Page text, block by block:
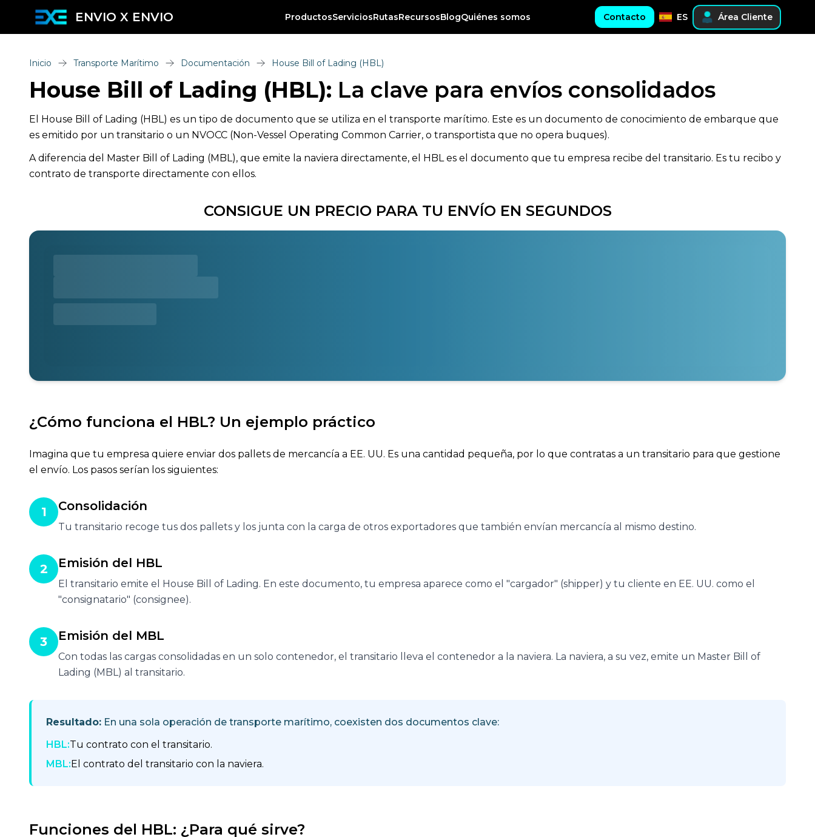
ENVIO X ENVIO ProductosServiciosRutasRecursosBlogQuiénes somos Contacto ES Área Cliente
Inicio Transporte Marítimo Documentación House Bill of Lading (HBL)
House Bill of Lading (HBL): La clave para envíos consolidados
El House Bill of Lading (HBL) es un tipo de documento que se utiliza en el transporte marítimo. Este es un documento de conocimiento de embarque que
es emitido por un transitario o un NVOCC (Non-Vessel Operating Common Carrier, o transportista que no opera buques).
A diferencia del Master Bill of Lading (MBL), que emite la naviera directamente, el HBL es el documento que tu empresa recibe del transitario. Es tu recibo y
contrato de transporte directamente con ellos.
CONSIGUE UN PRECIO PARA TU ENVÍO EN SEGUNDOS
¿Cómo funciona el HBL? Un ejemplo práctico
Imagina que tu empresa quiere enviar dos pallets de mercancía a EE. UU. Es una cantidad pequeña, por lo que contratas a un transitario para que gestione
el envío. Los pasos serían los siguientes:
1 Consolidación
Tu transitario recoge tus dos pallets y los junta con la carga de otros exportadores que también envían mercancía al mismo destino.
2 Emisión del HBL
El transitario emite el House Bill of Lading. En este documento, tu empresa aparece como el "cargador" (shipper) y tu cliente en EE. UU. como el
"consignatario" (consignee).
3 Emisión del MBL
Con todas las cargas consolidadas en un solo contenedor, el transitario lleva el contenedor a la naviera. La naviera, a su vez, emite un Master Bill of
Lading (MBL) al transitario.
Resultado: En una sola operación de transporte marítimo, coexisten dos documentos clave:
HBL:Tu contrato con el transitario.
MBL:El contrato del transitario con la naviera.
Funciones del HBL: ¿Para qué sirve?